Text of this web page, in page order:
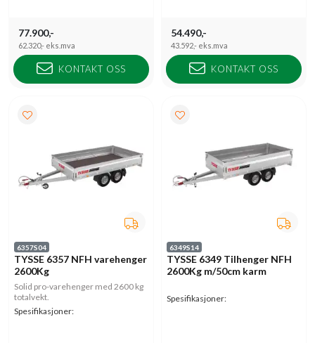
77.900,-
62.320,- eks.mva
KONTAKT OSS
54.490,-
43.592,- eks.mva
KONTAKT OSS
6357S04
TYSSE 6357 NFH varehenger
2600Kg
Solid pro-varehenger med 2600 kg
totalvekt.
Spesifikasjoner:
6349S14
TYSSE 6349 Tilhenger NFH
2600Kg m/50cm karm
Spesifikasjoner: